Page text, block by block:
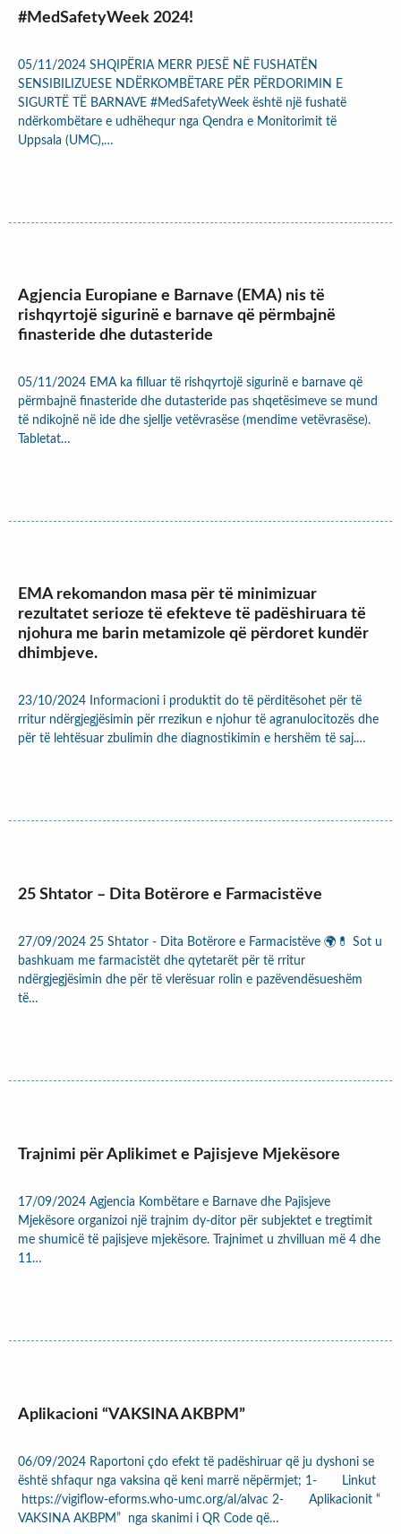
#MedSafetyWeek 2024!
05/11/2024 SHQIPËRIA MERR PJESË NË FUSHATËN
SENSIBILIZUESE NDËRKOMBËTARE PËR PËRDORIMIN E
SIGURTË TË BARNAVE #MedSafetyWeek është një fushatë
ndërkombëtare e udhëhequr nga Qendra e Monitorimit të
Uppsala (UMC),…
Agjencia Europiane e Barnave (EMA) nis të
rishqyrtojë sigurinë e barnave që përmbajnë
finasteride dhe dutasteride
05/11/2024 EMA ka filluar të rishqyrtojë sigurinë e barnave që
përmbajnë finasteride dhe dutasteride pas shqetësimeve se mund
të ndikojnë në ide dhe sjellje vetëvrasëse (mendime vetëvrasëse).
Tabletat…
EMA rekomandon masa për të minimizuar
rezultatet serioze të efekteve të padëshiruara të
njohura me barin metamizole që përdoret kundër
dhimbjeve.
23/10/2024 Informacioni i produktit do të përditësohet për të
rritur ndërgjegjësimin për rrezikun e njohur të agranulocitozës dhe
për të lehtësuar zbulimin dhe diagnostikimin e hershëm të saj.…
25 Shtator – Dita Botërore e Farmacistëve
27/09/2024 25 Shtator - Dita Botërore e Farmacistëve 🌍💊 Sot u
bashkuam me farmacistët dhe qytetarët për të rritur
ndërgjegjësimin dhe për të vlerësuar rolin e pazëvendësueshëm
të…
Trajnimi për Aplikimet e Pajisjeve Mjekësore
17/09/2024 Agjencia Kombëtare e Barnave dhe Pajisjeve
Mjekësore organizoi një trajnim dy-ditor për subjektet e tregtimit
me shumicë të pajisjeve mjekësore. Trajnimet u zhvilluan më 4 dhe
11…
Aplikacioni “VAKSINA AKBPM”
06/09/2024 Raportoni çdo efekt të padëshiruar që ju dyshoni se
është shfaqur nga vaksina që keni marrë nëpërmjet; 1- Linkut
https://vigiflow-eforms.who-umc.org/al/alvac 2- Aplikacionit “
VAKSINA AKBPM” nga skanimi i QR Code që…